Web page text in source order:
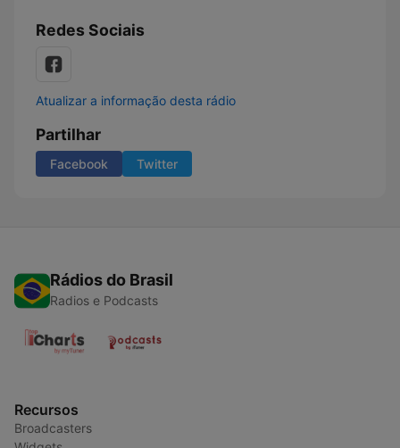
Redes Sociais
Atualizar a informação desta rádio
Partilhar
Facebook Twitter
Rádios do Brasil
Radios e Podcasts
Recursos
Broadcasters